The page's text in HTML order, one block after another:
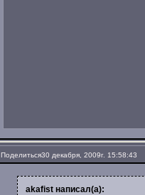
Поделиться30 декабря, 2009г. 15:58:43
akafist написал(а):